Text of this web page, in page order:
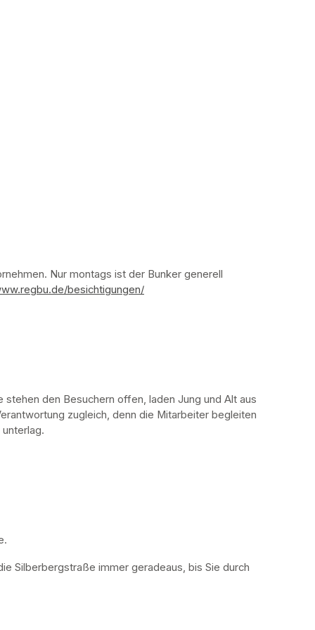
Nur montags ist der Bunker generell
besichtigungen/
den Besuchern offen, laden Jung und Alt aus
zugleich, denn die Mitarbeiter begleiten
Silberbergstraße immer geradeaus, bis Sie durch